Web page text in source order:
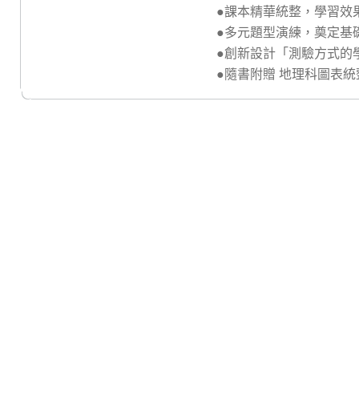
●課本精華統整，學習效
●多元題型演練，奠定基
●創新設計「測驗方式的
●隨書附贈 地理科圖表